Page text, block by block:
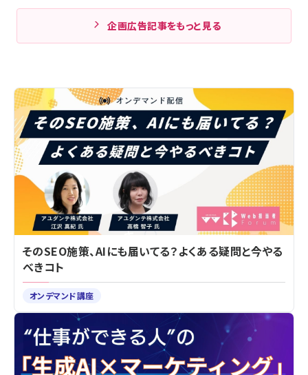
企画広告記事をもっと見る
そのSEO施策、AIにも届いてる？よくある疑問と今やる
べきコト
オンデマンド講座